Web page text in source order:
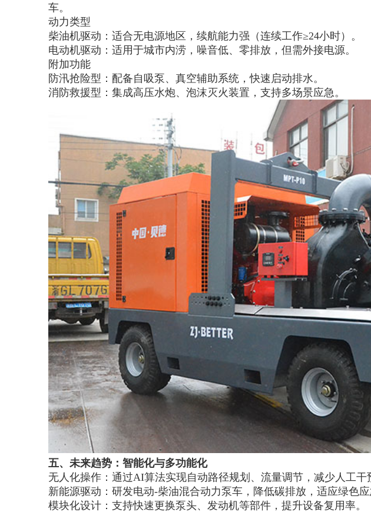
车。
动力类型
柴油机驱动：适合无电源地区，续航能力强（连续工作≥24小时）。
电动机驱动：适用于城市内涝，噪音低、零排放，但需外接电源。
附加功能
防汛抢险型：配备自吸泵、真空辅助系统，快速启动排水。
消防救援型：集成高压水炮、泡沫灭火装置，支持多场景应急。
五、未来趋势：智能化与多功能化
无人化操作：通过AI算法实现自动路径规划、流量调节，减少人工干
新能源驱动：研发电动-柴油混合动力泵车，降低碳排放，适应绿色应
模块化设计：支持快速更换泵头、发动机等部件，提升设备复用率。